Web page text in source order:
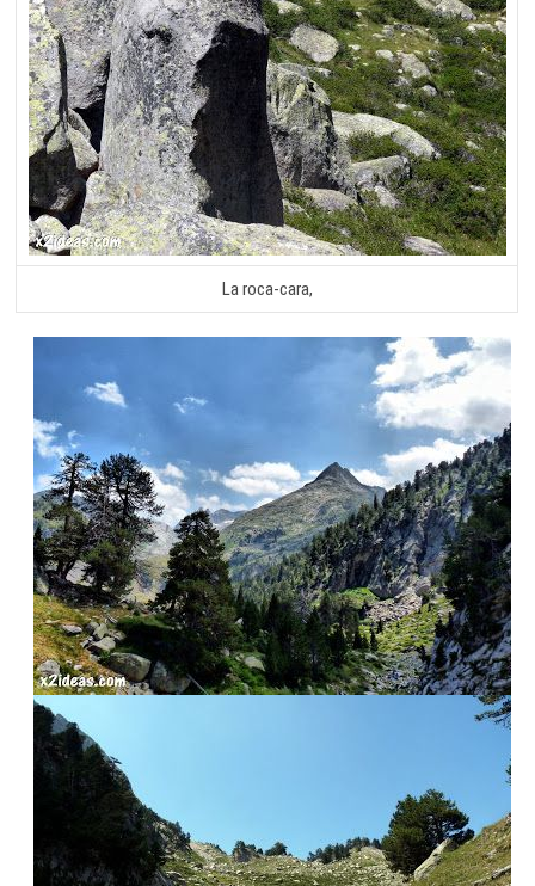
La roca-cara,